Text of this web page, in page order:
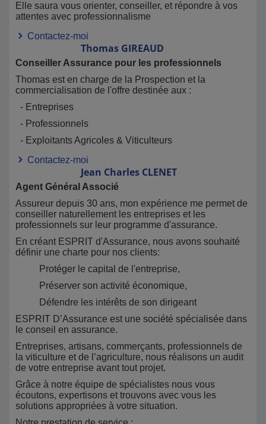
Elle saura vous orienter, conseiller, et répondre à vos
attentes avec professionnalisme
Contactez-moi
Thomas GIREAUD
Conseiller Assurance pour les professionnels
Thomas est en charge de la Prospection et la
commercialisation de l'offre destinée aux :
- Entreprises
- Professionnels
- Exploitants Agricoles & Viticulteurs
Contactez-moi
Jean Charles CLENET
Agent Général Associé
Assureur depuis 30 ans, mon expérience me permet de
conseiller naturellement les entreprises et les
professionnels sur leur programme d'assurance.
En créant ESPRIT d'Assurance, nous avons souhaité
définir une charte pour nos clients:
Protéger le capital de l'entreprise,
Préserver son activité économique,
Défendre les intérêts de son dirigeant
ESPRIT D’Assurance est une société spécialisée dans
le conseil en assurance.
Entreprises, artisans, commerçants, professionnels de
la viticulture et de l’agriculture, nous réalisons un audit
de votre entreprise avant tout projet.
Grâce à notre équipe de spécialistes nous vous
écoutons, expertisons et trouvons avec vous les
solutions appropriées à votre situation.